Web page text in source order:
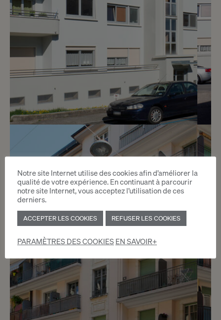
CHF 1’700.- / mois
Chemin du Pré-Cartelier 4
Genève
m2
Notre site Internet utilise des cookies afin d’améliorer la
qualité de votre expérience. En continuant à parcourir
notre site Internet, vous acceptez l’utilisation de ces
derniers.
ACCEPTER LES COOKIES REFUSER LES COOKIES
PARAMÈTRES DES COOKIESEN SAVOIR+